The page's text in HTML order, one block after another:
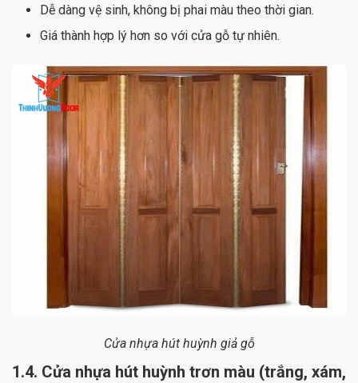
Dễ dàng vệ sinh, không bị phai màu theo thời gian.
Giá thành hợp lý hơn so với cửa gỗ tự nhiên.
Cửa nhựa hút huỳnh giả gỗ
1.4. Cửa nhựa hút huỳnh trơn màu (trắng, xám,